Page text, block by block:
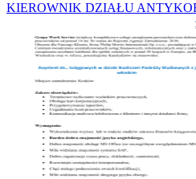
KIEROWNIK DZIAŁU